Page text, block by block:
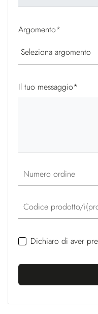
Argomento*
Il tuo messaggio*
Numero ordine
Codice prodotto/
Dichiaro di aver